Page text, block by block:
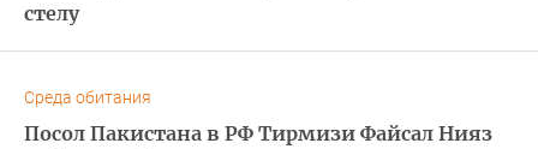
стелу
Среда обитания
Посол Пакистана в РФ Тирмизи Файсал Нияз